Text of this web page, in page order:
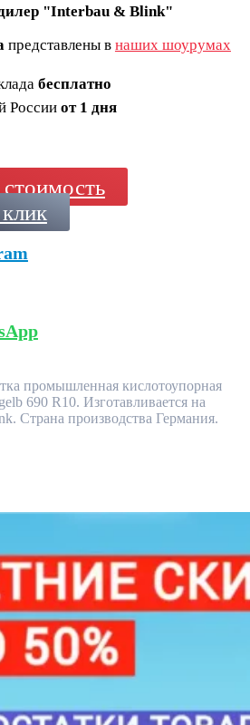
"Interbau & Blink"
представлены в наших шоурумах
бесплатно
России от 1 дня
стоимость
промышленная кислотоупорная
690 R10. Изготавливается на
Страна производства Германия.